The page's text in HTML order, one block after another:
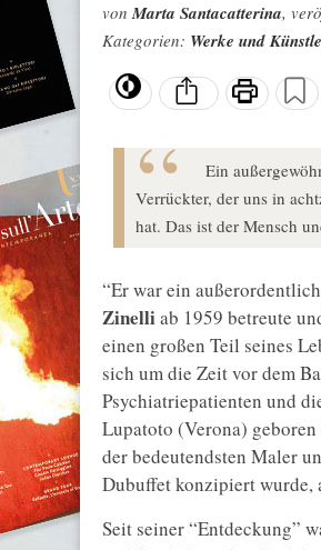
vonMarta Santacatterina,
Kategorien: Werke und
Ein
Verrückter, der uns in
hat. Das ist der Mensch
“Er war ein
Zinelliab 1959 betreute
einen großen Teil seines
sich um die Zeit vor dem
Psychiatriepatienten und
Lupatoto (Verona)
der bedeutendsten Maler
Dubuffet konzipiert wurde,
Seit seiner “Entdeckung”